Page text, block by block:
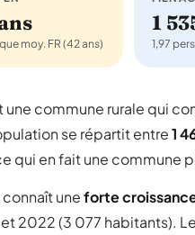
moy. FR (42 ans)
1
1,97
une commune rurale qui
se répartit entre1
qui en fait une commune
uneforte
2022 (3 077 habitants).